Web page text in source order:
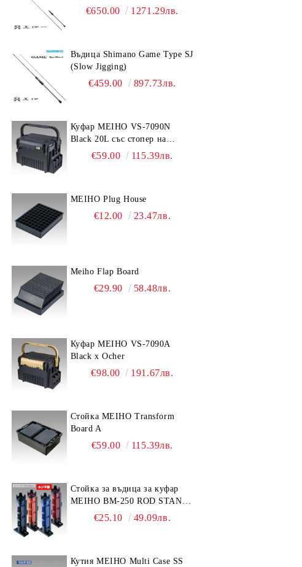
€650.00 1271.29лв.
Въдица Shimano Game Type SJ
(Slow Jigging)
€459.00 897.73лв.
Куфар MEIHO VS-7090N
Black 20L със стопер на
дръжката€59.00 115.39лв.
MEIHO Plug House
€12.00 23.47лв.
Meiho Flap Board
€29.90 58.48лв.
Куфар MEIHO VS-7090A
Black x Ocher
€98.00 191.67лв.
Стойка MEIHO Transform
Board A
€59.00 115.39лв.
Стойка за въдица за куфар
MEIHO BM-250 ROD STAND
-Light Blue/Black color
€25.10 49.09лв.
Кутия MEIHO Multi Case SS